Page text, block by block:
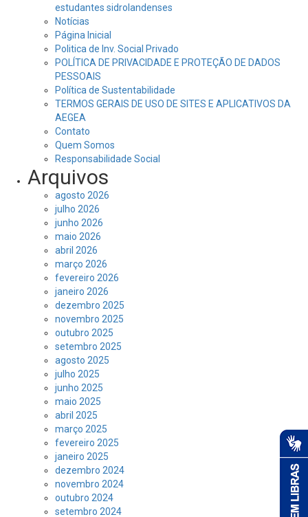
estudantes sidrolandenses
Notícias
Página Inicial
Politica de Inv. Social Privado
POLÍTICA DE PRIVACIDADE E PROTEÇÃO DE DADOS
PESSOAIS
Política de Sustentabilidade
TERMOS GERAIS DE USO DE SITES E APLICATIVOS DA
AEGEA
Contato
Quem Somos
Responsabilidade Social
Arquivos
agosto 2026
julho 2026
junho 2026
maio 2026
abril 2026
março 2026
fevereiro 2026
janeiro 2026
dezembro 2025
novembro 2025
outubro 2025
setembro 2025
agosto 2025
julho 2025
junho 2025
maio 2025
abril 2025
março 2025
fevereiro 2025
janeiro 2025
dezembro 2024
novembro 2024
outubro 2024
setembro 2024